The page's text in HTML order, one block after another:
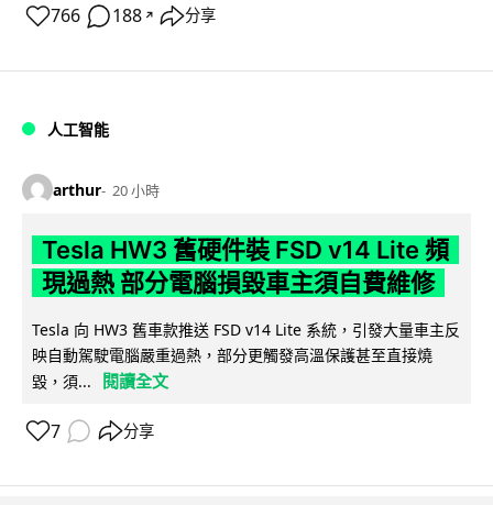
766 188 ↗ 分享
人工智能
arthur 20 小時
Tesla HW3 舊硬件裝 FSD v14 Lite 頻
現過熱 部分電腦損毀車主須自費維修
Tesla 向 HW3 舊車款推送 FSD v14 Lite 系統，引發大量車主反
映自動駕駛電腦嚴重過熱，部分更觸發高溫保護甚至直接燒
毀，須...
閱讀全文
7 分享